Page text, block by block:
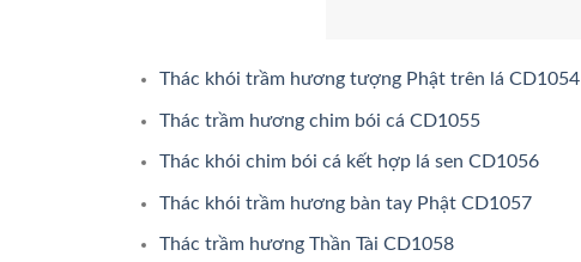
Thác khói trầm hương tượng Phật trên lá CD1054
Thác trầm hương chim bói cá CD1055
Thác khói chim bói cá kết hợp lá sen CD1056
Thác khói trầm hương bàn tay Phật CD1057
Thác trầm hương Thần Tài CD1058